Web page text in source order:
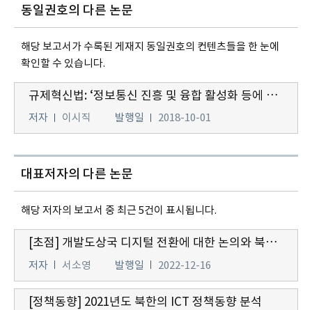
동일권호의 다른 논문
해당 보고서가 수록된 게재지 동일권호의 컨텐츠들을 한 눈에
확인할 수 있습니다.
규제혁신법: ‘정보통신 진흥 및 융합 활성화 등에 관한 특별법 일부개정법률안’ 국회 본회의 통과
저자 이시직 발행일 2018-10-01
대표저자의 다른 논문
해당 저자의 보고서 중 최근 5건이 표시됩니다.
[초점] 개발도상국 디지털 전환에 대한 논의와 북한의 혁신역량 분석
저자 서소영 발행일 2022-12-16
[정책동향] 2021년도 북한의 ICT 정책동향 분석